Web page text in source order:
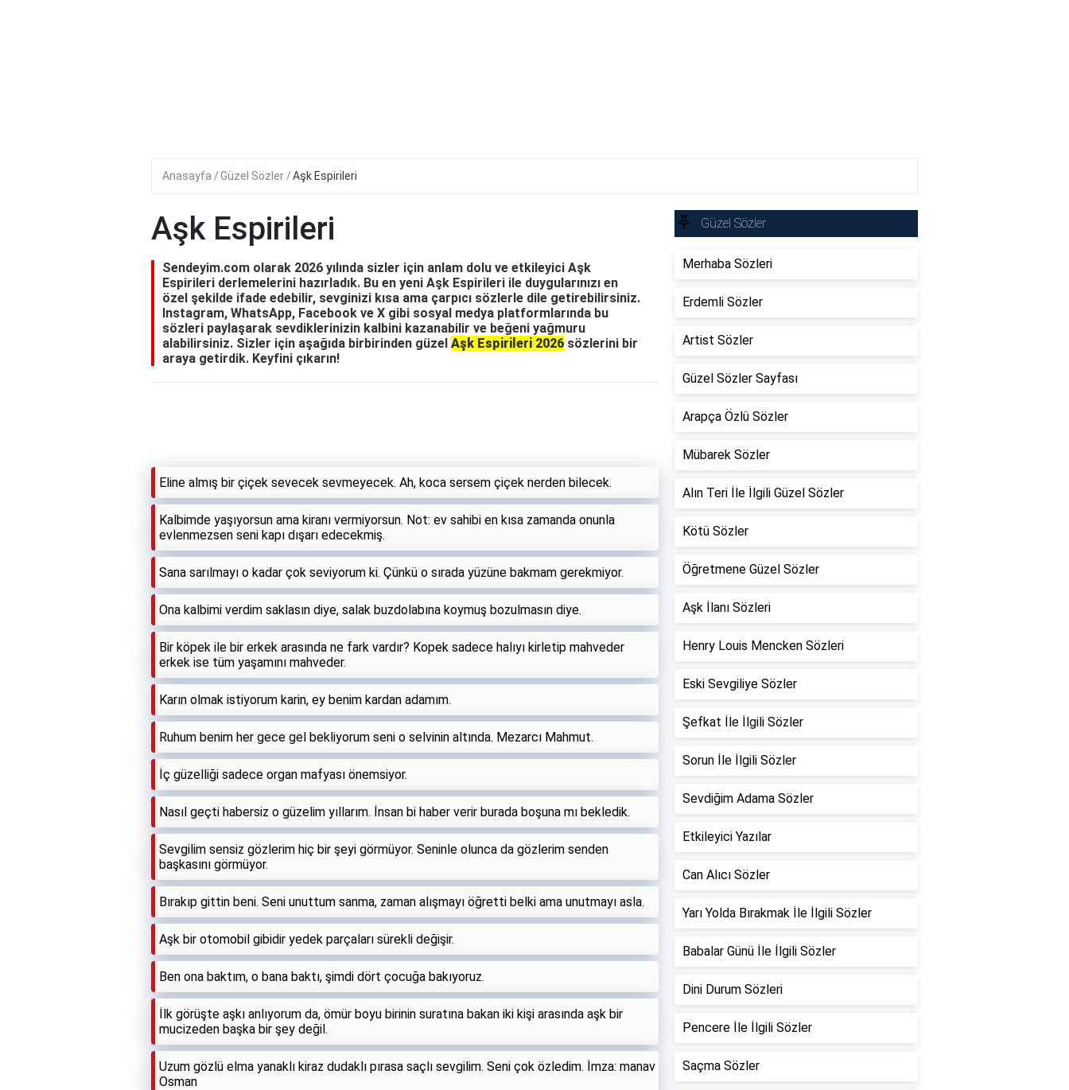
Anasayfa Güzel Sözler Aşk Espirileri
Aşk Espirileri
Sendeyim.com olarak 2026 yılında sizler için anlam dolu ve etkileyici Aşk
Espirileri derlemelerini hazırladık. Bu en yeni Aşk Espirileri ile duygularınızı en
özel şekilde ifade edebilir, sevginizi kısa ama çarpıcı sözlerle dile getirebilirsiniz.
Instagram, WhatsApp, Facebook ve X gibi sosyal medya platformlarında bu
sözleri paylaşarak sevdiklerinizin kalbini kazanabilir ve beğeni yağmuru
alabilirsiniz. Sizler için aşağıda birbirinden güzel Aşk Espirileri 2026 sözlerini bir
araya getirdik. Keyfini çıkarın!
Eline almış bir çiçek sevecek sevmeyecek. Ah, koca sersem çiçek nerden bilecek.
Kalbimde yaşıyorsun ama kiranı vermiyorsun. Not: ev sahibi en kısa zamanda onunla
evlenmezsen seni kapı dışarı edecekmiş.
Sana sarılmayı o kadar çok seviyorum ki. Çünkü o sırada yüzüne bakmam gerekmiyor.
Ona kalbimi verdim saklasın diye, salak buzdolabına koymuş bozulmasın diye.
Bir köpek ile bir erkek arasında ne fark vardır? Kopek sadece halıyı kirletip mahveder
erkek ise tüm yaşamını mahveder.
Karın olmak istiyorum karin, ey benim kardan adamım.
Ruhum benim her gece gel bekliyorum seni o selvinin altında. Mezarcı Mahmut.
İç güzelliği sadece organ mafyası önemsiyor.
Nasıl geçti habersiz o güzelim yıllarım. İnsan bi haber verir burada boşuna mı bekledik.
Sevgilim sensiz gözlerim hiç bir şeyi görmüyor. Seninle olunca da gözlerim senden
başkasını görmüyor.
Bırakıp gittin beni. Seni unuttum sanma, zaman alışmayı öğretti belki ama unutmayı asla.
Aşk bir otomobil gibidir yedek parçaları sürekli değişir.
Ben ona baktım, o bana baktı, şimdi dört çocuğa bakıyoruz.
İlk görüşte aşkı anlıyorum da, ömür boyu birinin suratına bakan iki kişi arasında aşk bir
mucizeden başka bir şey değil.
Uzum gözlü elma yanaklı kiraz dudaklı pırasa saçlı sevgilim. Seni çok özledim. İmza: manav
Osman
Güzel Sözler
Merhaba Sözleri
Erdemli Sözler
Artist Sözler
Güzel Sözler Sayfası
Arapça Özlü Sözler
Mübarek Sözler
Alın Teri İle İlgili Güzel Sözler
Kötü Sözler
Öğretmene Güzel Sözler
Aşk İlanı Sözleri
Henry Louis Mencken Sözleri
Eski Sevgiliye Sözler
Şefkat İle İlgili Sözler
Sorun İle İlgili Sözler
Sevdiğim Adama Sözler
Etkileyici Yazılar
Can Alıcı Sözler
Yarı Yolda Bırakmak İle İlgili Sözler
Babalar Günü İle İlgili Sözler
Dini Durum Sözleri
Pencere İle İlgili Sözler
Saçma Sözler